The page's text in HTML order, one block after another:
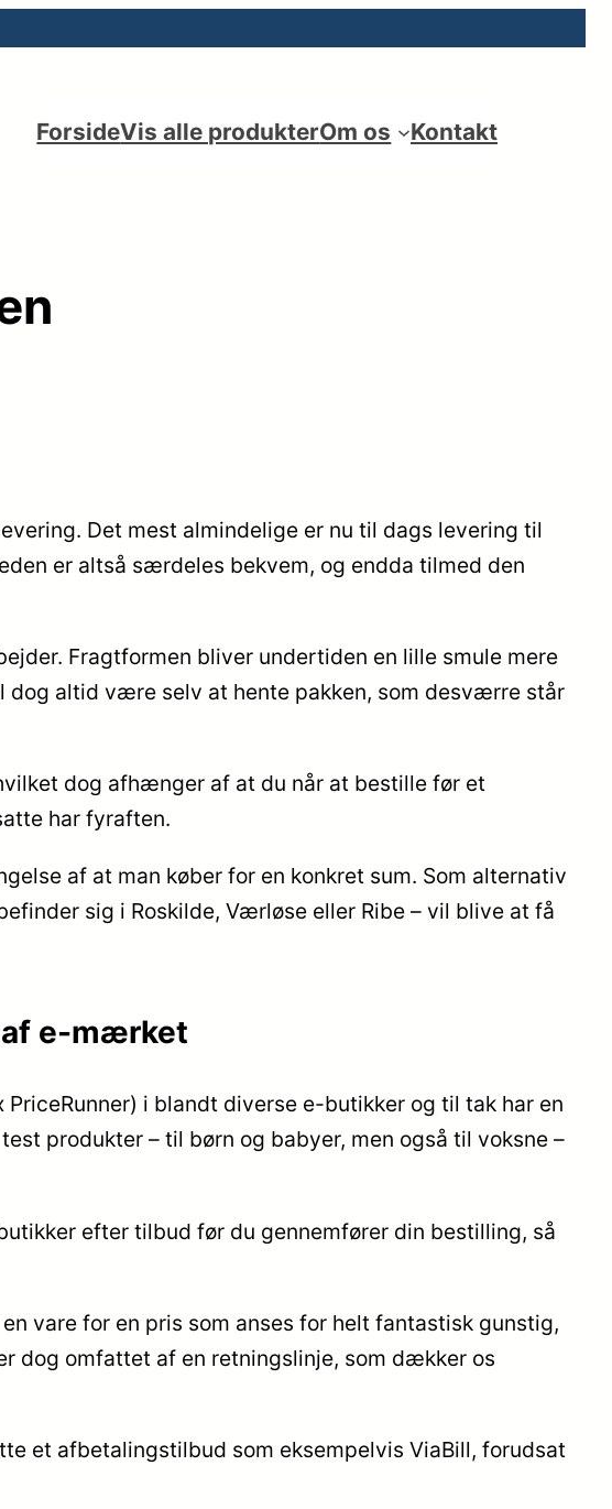
ForsideVis alle produkterOm os Kontakt
Det mest almindelige er nu til dags levering til
er altså særdeles bekvem, og endda tilmed den
Fragtformen bliver undertiden en lille smule mere
dog altid være selv at hente pakken, som desværre står
dog afhænger af at du når at bestille før et
har fyraften.
af at man køber for en konkret sum. Som alternativ
sig i Roskilde, Værløse eller Ribe – vil blive at få
af e-mærket
i blandt diverse e-butikker og til tak har en
produkter – til børn og babyer, men også til voksne –
efter tilbud før du gennemfører din bestilling, så
vare for en pris som anses for helt fantastisk gunstig,
dog omfattet af en retningslinje, som dækker os
et afbetalingstilbud som eksempelvis ViaBill, forudsat